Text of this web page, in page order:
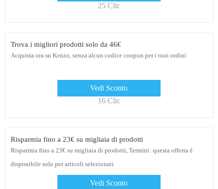
25 Clic
Trova i migliori prodotti solo da 46€
Acquista ora su Kenzo, senza alcun codice coupon per i tuoi ordini
Vedi Sconto
16 Clic
Risparmia fino a 23€ su migliaia di prodotti
Risparmia fino a 23€ su migliaia di prodotti, Termini: questa offerta è
disponibile solo per articoli selezionati
Vedi Sconto